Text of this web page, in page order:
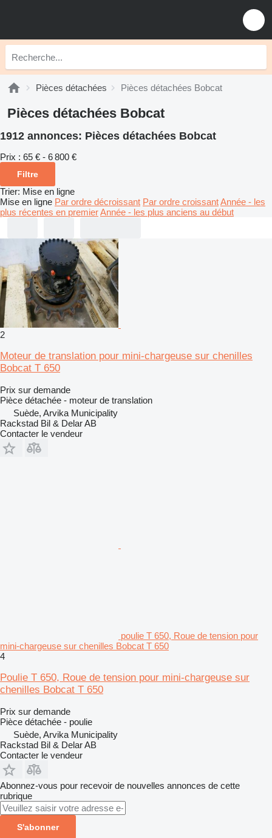
Pièces détachées Pièces détachées Bobcat
Pièces détachées Bobcat
1912 annonces: Pièces détachées Bobcat
Prix : 65 € - 6 800 €
Filtre
Trier: Mise en ligne
Mise en ligne Par ordre décroissant Par ordre croissantAnnée - les
plus récentes en premierAnnée - les plus anciens au début
2
Moteur de translation pour mini-chargeuse sur chenilles
Bobcat T 650
Prix sur demande
Pièce détachée - moteur de translation
Suède, Arvika Municipality
Rackstad Bil & Delar AB
Contacter le vendeur
poulie T 650, Roue de tension pour
mini-chargeuse sur chenilles Bobcat T 650
4
Poulie T 650, Roue de tension pour mini-chargeuse sur
chenilles Bobcat T 650
Prix sur demande
Pièce détachée - poulie
Suède, Arvika Municipality
Rackstad Bil & Delar AB
Contacter le vendeur
Abonnez-vous pour recevoir de nouvelles annonces de cette
rubrique
S'abonner